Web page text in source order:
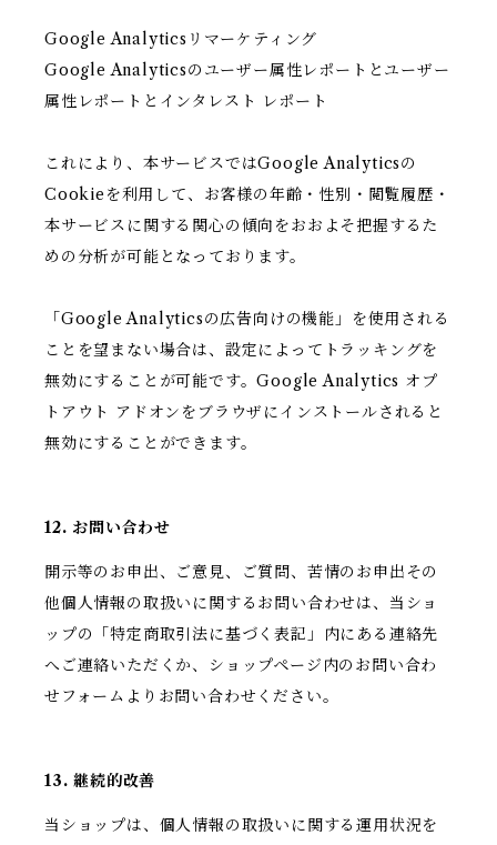
Google Analyticsリマーケティング
Google Analyticsのユーザー属性レポートとユーザー
属性レポートとインタレスト レポート
これにより、本サービスではGoogle Analyticsの
Cookieを利用して、お客様の年齢・性別・閲覧履歴・
本サービスに関する関心の傾向をおおよそ把握するた
めの分析が可能となっております。
「Google Analyticsの広告向けの機能」を使用される
ことを望まない場合は、設定によってトラッキングを
無効にすることが可能です。Google Analytics オプ
トアウト アドオンをブラウザにインストールされると
無効にすることができます。
12. お問い合わせ
開示等のお申出、ご意見、ご質問、苦情のお申出その
他個人情報の取扱いに関するお問い合わせは、当ショ
ップの「特定商取引法に基づく表記」内にある連絡先
へご連絡いただくか、ショップページ内のお問い合わ
せフォームよりお問い合わせください。
13. 継続的改善
当ショップは、個人情報の取扱いに関する運用状況を